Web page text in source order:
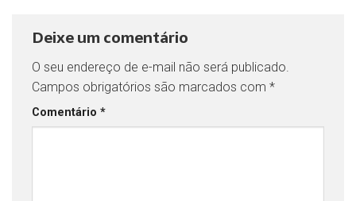
Deixe um comentário
O seu endereço de e-mail não será publicado.
Campos obrigatórios são marcados com *
Comentário *